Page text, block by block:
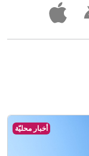
أخبار محليّة